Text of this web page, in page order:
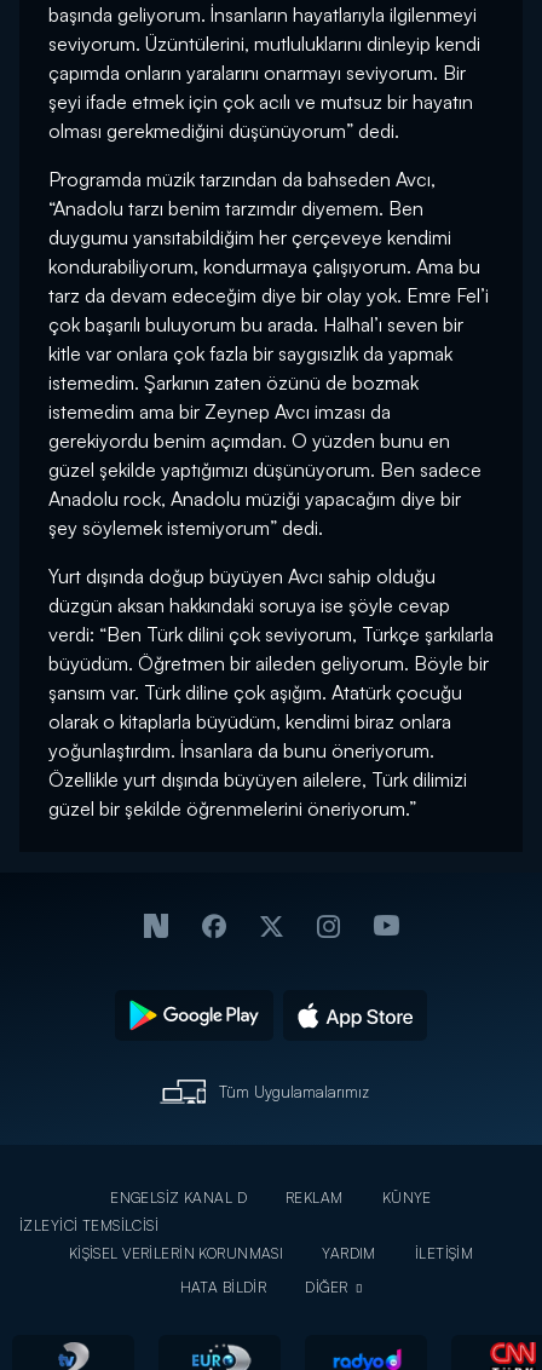
başında geliyorum. İnsanların hayatlarıyla ilgilenmeyi
seviyorum. Üzüntülerini, mutluluklarını dinleyip kendi
çapımda onların yaralarını onarmayı seviyorum. Bir
şeyi ifade etmek için çok acılı ve mutsuz bir hayatın
olması gerekmediğini düşünüyorum” dedi.
Programda müzik tarzından da bahseden Avcı,
“Anadolu tarzı benim tarzımdır diyemem. Ben
duygumu yansıtabildiğim her çerçeveye kendimi
kondurabiliyorum, kondurmaya çalışıyorum. Ama bu
tarz da devam edeceğim diye bir olay yok. Emre Fel’i
çok başarılı buluyorum bu arada. Halhal’ı seven bir
kitle var onlara çok fazla bir saygısızlık da yapmak
istemedim. Şarkının zaten özünü de bozmak
istemedim ama bir Zeynep Avcı imzası da
gerekiyordu benim açımdan. O yüzden bunu en
güzel şekilde yaptığımızı düşünüyorum. Ben sadece
Anadolu rock, Anadolu müziği yapacağım diye bir
şey söylemek istemiyorum” dedi.
Yurt dışında doğup büyüyen Avcı sahip olduğu
düzgün aksan hakkındaki soruya ise şöyle cevap
verdi: “Ben Türk dilini çok seviyorum, Türkçe şarkılarla
büyüdüm. Öğretmen bir aileden geliyorum. Böyle bir
şansım var. Türk diline çok aşığım. Atatürk çocuğu
olarak o kitaplarla büyüdüm, kendimi biraz onlara
yoğunlaştırdım. İnsanlara da bunu öneriyorum.
Özellikle yurt dışında büyüyen ailelere, Türk dilimizi
güzel bir şekilde öğrenmelerini öneriyorum.”
Tüm Uygulamalarımız
ENGELSİZ KANAL D REKLAM
KÜNYE
İZLEYİCİ TEMSİLCİSİ
KİŞİSEL VERİLERİN KORUNMASI
YARDIM
İLETİŞİM
HATA BİLDİR
DİĞER